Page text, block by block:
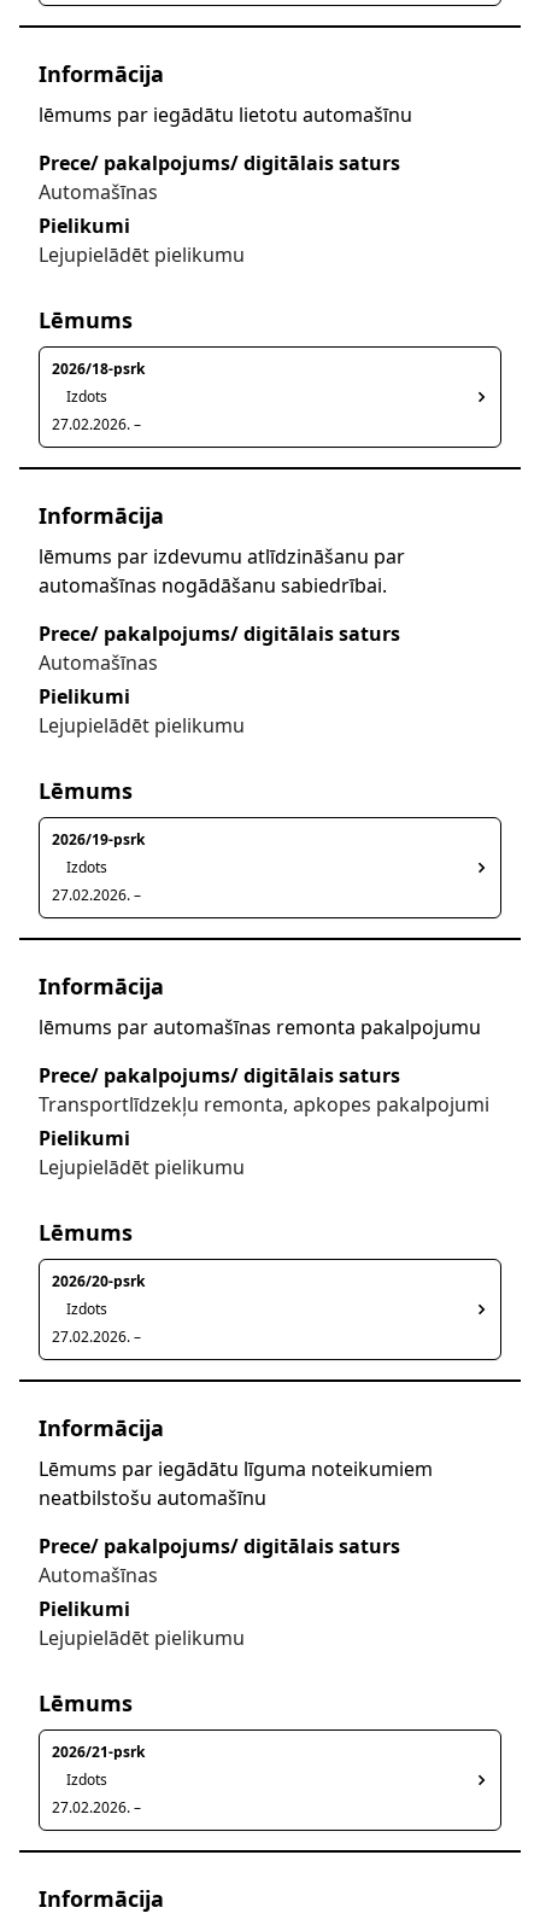
Informācija
lēmums par iegādātu lietotu automašīnu
Prece/ pakalpojums/ digitālais saturs
Automašīnas
Pielikumi
Lejupielādēt pielikumu
Lēmums
2026/18-psrk
Izdots
27.02.2026. –
Informācija
lēmums par izdevumu atlīdzināšanu par
automašīnas nogādāšanu sabiedrībai.
Prece/ pakalpojums/ digitālais saturs
Automašīnas
Pielikumi
Lejupielādēt pielikumu
Lēmums
2026/19-psrk
Izdots
27.02.2026. –
Informācija
lēmums par automašīnas remonta pakalpojumu
Prece/ pakalpojums/ digitālais saturs
Transportlīdzekļu remonta, apkopes pakalpojumi
Pielikumi
Lejupielādēt pielikumu
Lēmums
2026/20-psrk
Izdots
27.02.2026. –
Informācija
Lēmums par iegādātu līguma noteikumiem
neatbilstošu automašīnu
Prece/ pakalpojums/ digitālais saturs
Automašīnas
Pielikumi
Lejupielādēt pielikumu
Lēmums
2026/21-psrk
Izdots
27.02.2026. –
Informācija